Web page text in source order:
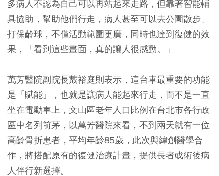
多病人不認為自己可以再站起來走路，但靠著智能輔
具協助，幫助他們行走，病人甚至可以去公園散步、
打保齡球，不僅活動範圍更廣，同時也達到復健的效
果，「看到這些畫面，真的讓人很感動。」
萬芳醫院副院長戴裕庭則表示，這台車最重要的功能
是「賦能」，也就是讓病人能起來行走，而不是一直
坐在電動車上，文山區老年人口比例在台北市各行政
區中名列前茅，以萬芳醫院來看，不到兩天就有一位
高齡骨折患者，平均年齡85歲，此次與緯創醫學合
作，將搭配原有的復健治療計畫，提供長者或術後病
人伴行新選擇。